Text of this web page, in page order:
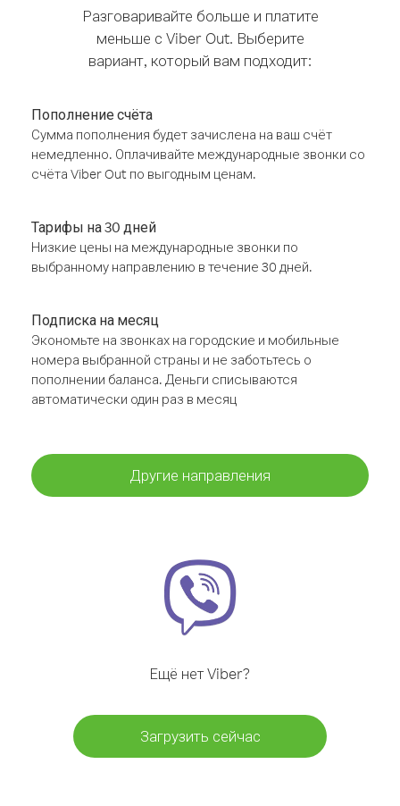
Разговаривайте больше и платите
меньше с Viber Out. Выберите
вариант, который вам подходит:
Пополнение счёта
Сумма пополнения будет зачислена на ваш счёт
немедленно. Оплачивайте международные звонки со
счёта Viber Out по выгодным ценам.
Тарифы на 30 дней
Низкие цены на международные звонки по
выбранному направлению в течение 30 дней.
Подписка на месяц
Экономьте на звонках на городские и мобильные
номера выбранной страны и не заботьтесь о
пополнении баланса. Деньги списываются
автоматически один раз в месяц
Другие направления
Ещё нет Viber?
Загрузить сейчас